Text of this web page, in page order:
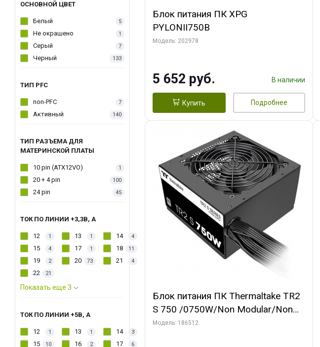
ОСНОВНОЙ ЦВЕТ
Белый 5
Не окрашено 1
Серый 7
Черный 133
ТИП PFC
non-PFC 7
Активный 140
ТИП РАЗЪЕМА ДЛЯ
МАТЕРИНСКОЙ ПЛАТЫ
10 pin (ATX12VO) 1
20 + 4 pin 100
24 pin 45
ТОК ПО ЛИНИИ +3,3В, А
12 1 13 1 14 4
15 4 17 1 18 11
19 2 20 73 21 4
22 21
Показать еще 3
ТОК ПО ЛИНИИ +5В, А
12 1 13 1 14 3
15 10 16 2 17 6
Блок питания ПК XPG
PYLONII750B
Модель: 202978
5 652 руб. В наличии
Купить Подробнее
Блок питания ПК Thermaltake TR2
S 750 /0750W/Non Modular/Non
Light/Single Voltage/Analog/80
Модель: 186512